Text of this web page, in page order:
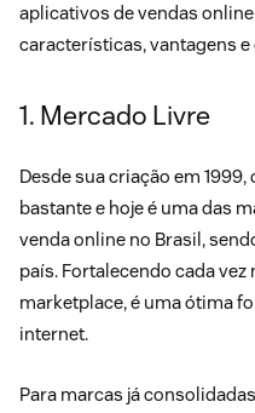
aplicativos de vendas
características, vantagens
1. Mercado Livre
Desde sua criação em
bastante e hoje é uma das
venda online no Brasil,
país. Fortalecendo cada
marketplace, é uma ótima
internet.
Para marcas já